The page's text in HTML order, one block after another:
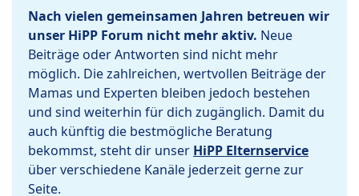
Nach vielen gemeinsamen Jahren betreuen wir
unser HiPP Forum nicht mehr aktiv. Neue
Beiträge oder Antworten sind nicht mehr
möglich. Die zahlreichen, wertvollen Beiträge der
Mamas und Experten bleiben jedoch bestehen
und sind weiterhin für dich zugänglich. Damit du
auch künftig die bestmögliche Beratung
bekommst, steht dir unser HiPP Elternservice
über verschiedene Kanäle jederzeit gerne zur
Seite.